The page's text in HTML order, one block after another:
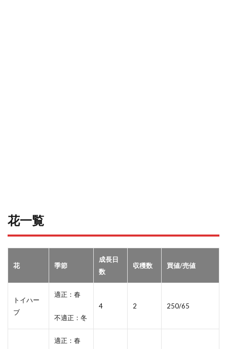
花一覧
花 季節
成長日
数
収穫数 買値/売値
トイハー
ブ
適正：春
不適正：冬
4 2 250/65
適正：春